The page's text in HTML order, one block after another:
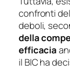
confronti
deboli,
della
efficacia
il BIC ha